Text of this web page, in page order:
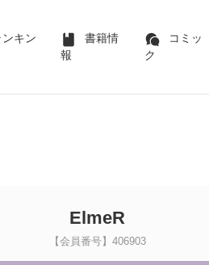
ンキン
書籍情
報
コミッ
ク
ElmeR
【会員番号】406903